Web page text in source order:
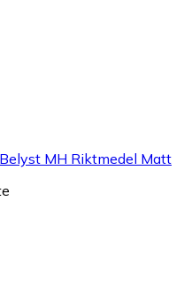
MH Riktmedel Matt